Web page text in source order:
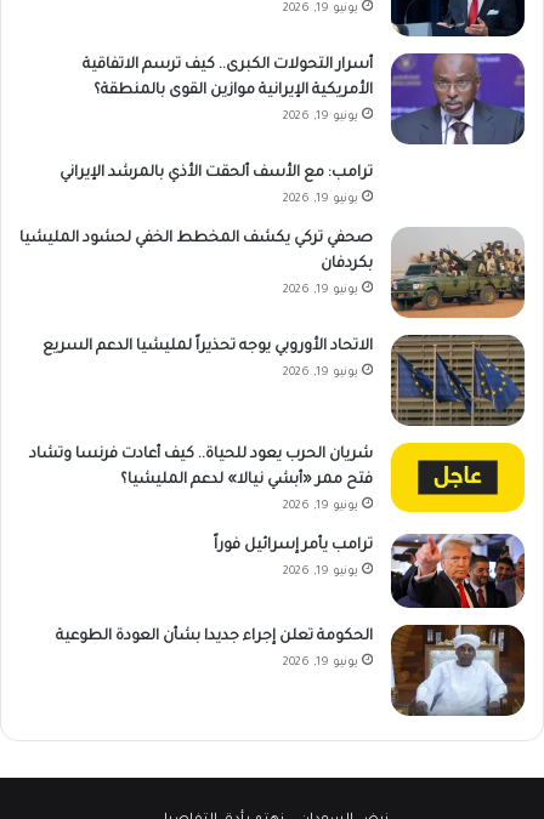
يونيو 19, 2026
أسرار التحولات الكبرى.. كيف ترسم الاتفاقية
الأمريكية الإيرانية موازين القوى بالمنطقة؟
يونيو 19, 2026
ترامب: مع الأسف ألحقت الأذي بالمرشد الإيراني
يونيو 19, 2026
صحفي تركي يكشف المخطط الخفي لحشود المليشيا
بكردفان
يونيو 19, 2026
الاتحاد الأوروبي يوجه تحذيراً لمليشيا الدعم السريع
يونيو 19, 2026
شريان الحرب يعود للحياة.. كيف أعادت فرنسا وتشاد
فتح ممر «أبشي نيالا» لدعم المليشيا؟
يونيو 19, 2026
ترامب يأمر إسرائيل فوراً
يونيو 19, 2026
الحكومة تعلن إجراء جديدا بشأن العودة الطوعية
يونيو 19, 2026